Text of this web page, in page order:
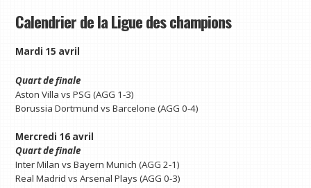
Calendrier de la Ligue des champions
Mardi 15 avril
Quart de finale
Aston Villa vs PSG (AGG 1-3)
Borussia Dortmund vs Barcelone (AGG 0-4)
Mercredi 16 avril
Quart de finale
Inter Milan vs Bayern Munich (AGG 2-1)
Real Madrid vs Arsenal Plays (AGG 0-3)